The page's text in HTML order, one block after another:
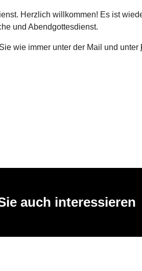
Herzlich willkommen! Es ist
und Abendgottesdienst.
wie immer unter der Mail und unter
auch interessieren